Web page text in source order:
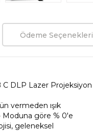
Ödeme Seçenekleri
DLP Lazer Projeksiyon
vermeden ışık
Moduna göre % 0'e
geleneksel